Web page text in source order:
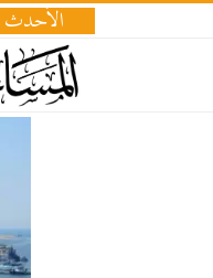
الأحدث